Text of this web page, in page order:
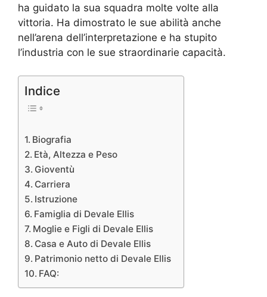
ha guidato la sua squadra molte volte alla
vittoria. Ha dimostrato le sue abilità anche
nell’arena dell’interpretazione e ha stupito
l’industria con le sue straordinarie capacità.
Indice
Biografia
Età, Altezza e Peso
Gioventù
Carriera
Istruzione
Famiglia di Devale Ellis
Moglie e Figli di Devale Ellis
Casa e Auto di Devale Ellis
Patrimonio netto di Devale Ellis
FAQ: